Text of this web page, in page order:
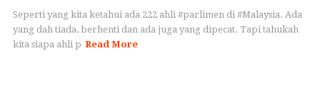
Seperti yang kita ketahui ada 222 ahli #parlimen di #Malaysia. Ada
yang dah tiada, berhenti dan ada juga yang dipecat. Tapi tahukah
kita siapa ahli p Read More